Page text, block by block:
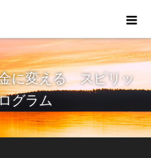
に変える スピリッ
グラム